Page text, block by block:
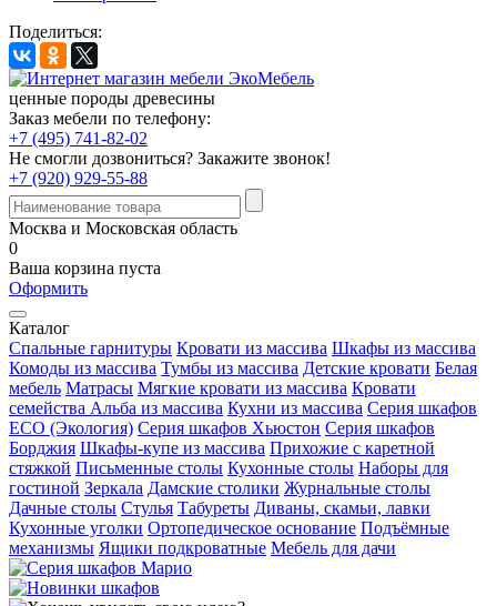
Поделиться:
ценные породы древесины
Заказ мебели по телефону:
+7 (495) 741-82-02
Не смогли дозвониться? Закажите звонок!
+7 (920) 929-55-88
Москва и Московская область
0
Ваша корзина пуста
Оформить
Каталог
Спальные гарнитуры Кровати из массива Шкафы из массива
Комоды из массива Тумбы из массива Детские кровати Белая
мебель Матрасы Мягкие кровати из массива Кровати
семейства Альба из массива Кухни из массива Серия шкафов
ECO (Экология) Серия шкафов Хьюстон Серия шкафов
Борджия Шкафы-купе из массива Прихожие с каретной
стяжкой Письменные столы Кухонные столы Наборы для
гостиной Зеркала Дамские столики Журнальные столы
Дачные столы Стулья Табуреты Диваны, скамьи, лавки
Кухонные уголки Ортопедическое основание Подъёмные
механизмы Ящики подкроватные Мебель для дачи